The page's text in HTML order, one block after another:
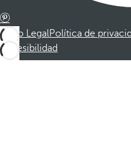
Aviso LegalPolítica de
Accesibilidad